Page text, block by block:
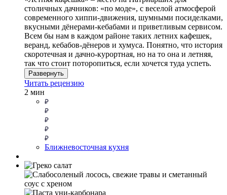
столичных дачников: «по моде», с веселой атмосферой
современного хиппи-движения, шумными посиделками,
вкусными дёнерами-кебабами и приветливым сервисом.
Всем бы нам в каждом районе таких летних кафешек,
веранд, кебабов-дёнеров и хумуса. Понятно, что история
скоротечная и дачно-курортная, но на то она и летняя,
так что стоит поторопиться, если хочется туда успеть.
Развернуть
Читать рецензию
2 мин
Ближневосточная кухня